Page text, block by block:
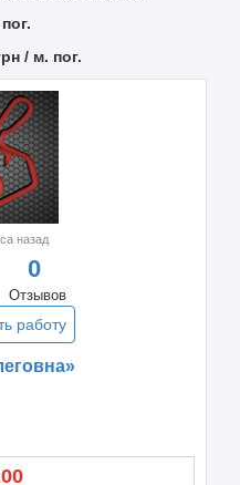
/ м. пог.
назад
0
Отзывов
работу